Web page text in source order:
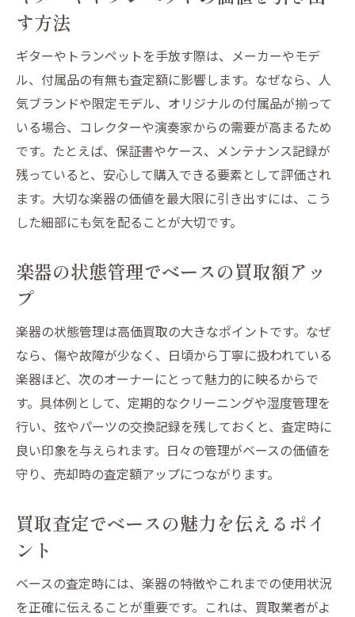
す方法
ギターやトランペットを手放す際は、メーカーやモデ
ル、付属品の有無も査定額に影響します。なぜなら、人
気ブランドや限定モデル、オリジナルの付属品が揃って
いる場合、コレクターや演奏家からの需要が高まるため
です。たとえば、保証書やケース、メンテナンス記録が
残っていると、安心して購入できる要素として評価され
ます。大切な楽器の価値を最大限に引き出すには、こう
した細部にも気を配ることが大切です。
楽器の状態管理でベースの買取額アッ
プ
楽器の状態管理は高価買取の大きなポイントです。なぜ
なら、傷や故障が少なく、日頃から丁寧に扱われている
楽器ほど、次のオーナーにとって魅力的に映るからで
す。具体例として、定期的なクリーニングや湿度管理を
行い、弦やパーツの交換記録を残しておくと、査定時に
良い印象を与えられます。日々の管理がベースの価値を
守り、売却時の査定額アップにつながります。
買取査定でベースの魅力を伝えるポイ
ント
ベースの査定時には、楽器の特徴やこれまでの使用状況
を正確に伝えることが重要です。これは、買取業者がよ